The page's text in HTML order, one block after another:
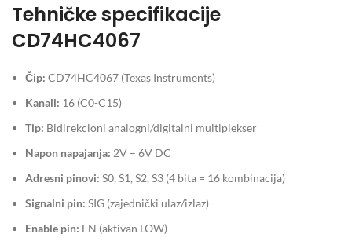
Tehničke specifikacije
CD74HC4067
Čip: CD74HC4067 (Texas Instruments)
Kanali: 16 (C0-C15)
Tip: Bidirekcioni analogni/digitalni multiplekser
Napon napajanja: 2V – 6V DC
Adresni pinovi: S0, S1, S2, S3 (4 bita = 16 kombinacija)
Signalni pin: SIG (zajednički ulaz/izlaz)
Enable pin: EN (aktivan LOW)